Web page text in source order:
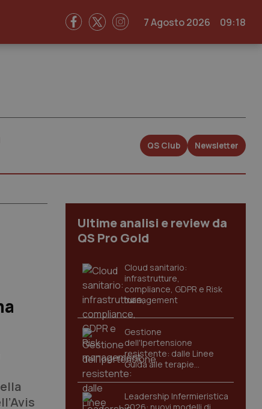
7 Agosto 2026 09:18
QS Club Newsletter
Ultime analisi e review da
QS Pro Gold
Cloud sanitario:
infrastrutture,
compliance, GDPR e Risk
management
Gestione
dell'Ipertensione
resistente: dalle Linee
Guida alle terapie
innovative
Leadership Infermieristica